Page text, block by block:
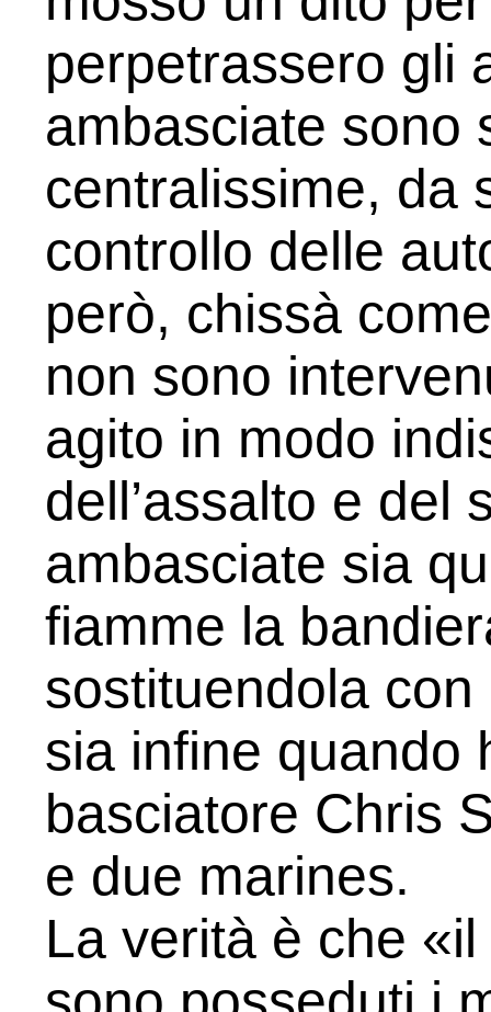
perpetrassero gli
ambasciate sono
centralissime, da
controllo delle
però, chissà
non sono
agito in modo
dell’assalto e del
ambasciate sia
fiamme la
sostituendola
sia infine quando
basciatore Chris
e due marines.
La verità è che